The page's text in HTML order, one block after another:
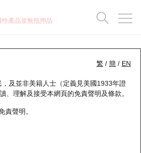
性產品並無抵押品
繁 / 簡 / EN
及並非美籍人士（定義見美國1933年證
、理解及接受本網頁的免責聲明及條款。
責聲明。
證 HSI 恒生指數